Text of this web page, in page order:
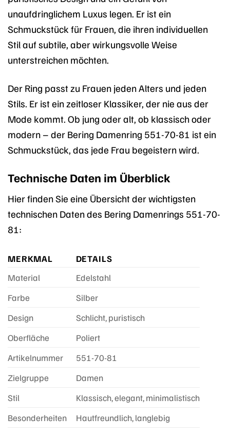
unaufdringlichem Luxus legen. Er ist ein
Schmuckstück für Frauen, die ihren individuellen
Stil auf subtile, aber wirkungsvolle Weise
unterstreichen möchten.
Der Ring passt zu Frauen jeden Alters und jeden
Stils. Er ist ein zeitloser Klassiker, der nie aus der
Mode kommt. Ob jung oder alt, ob klassisch oder
modern – der Bering Damenring 551-70-81 ist ein
Schmuckstück, das jede Frau begeistern wird.
Technische Daten im Überblick
Hier finden Sie eine Übersicht der wichtigsten
technischen Daten des Bering Damenrings 551-70-
81:
MERKMAL
DETAILS
Material
Edelstahl
Farbe
Silber
Design
Schlicht, puristisch
Oberfläche
Poliert
Artikelnummer
551-70-81
Zielgruppe
Damen
Stil
Klassisch, elegant, minimalistisch
Besonderheiten
Hautfreundlich, langlebig